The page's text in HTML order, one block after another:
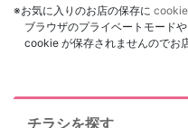
※お気に入りのお店の保存に cookie
ブラウザのプライベートモード
cookie が保存されませんのでお
チラシを探す